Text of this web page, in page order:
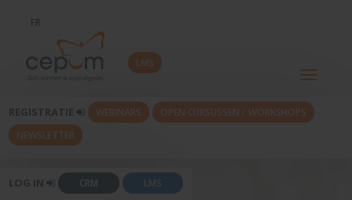
FR
REGISTRATIE WEBINARS
OPEN CURSUSSEN / WORKSHOPS
NEWSLETTER
LOG IN CRM LMS
Toggle
LMS